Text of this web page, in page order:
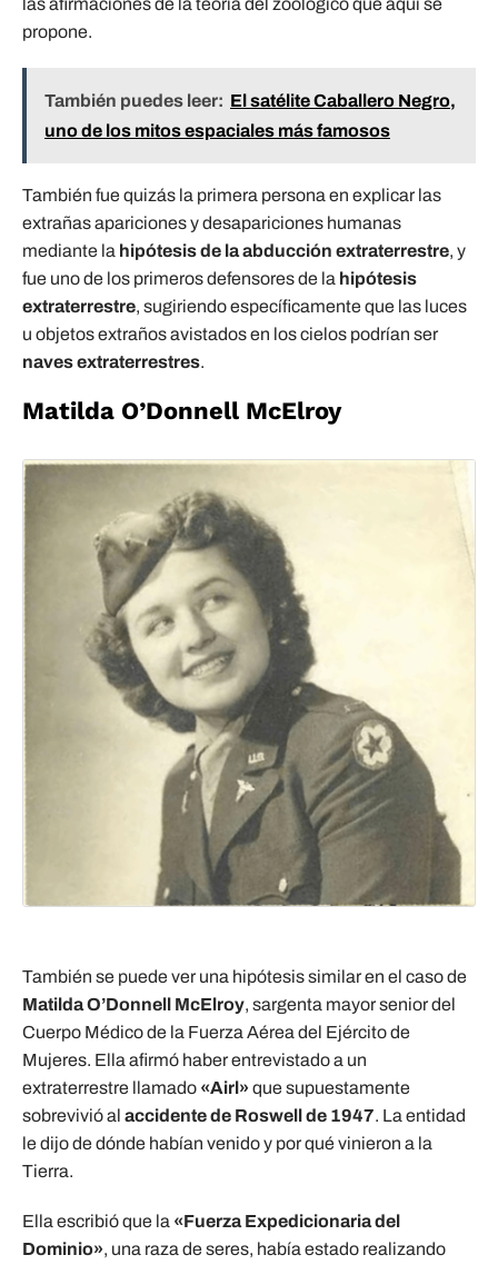
las afirmaciones de la teoría del zoológico que aquí se
propone.
También puedes leer: El satélite Caballero Negro,
uno de los mitos espaciales más famosos
También fue quizás la primera persona en explicar las
extrañas apariciones y desapariciones humanas
mediante la hipótesis de la abducción extraterrestre, y
fue uno de los primeros defensores de la hipótesis
extraterrestre, sugiriendo específicamente que las luces
u objetos extraños avistados en los cielos podrían ser
naves extraterrestres.
Matilda O’Donnell McElroy
También se puede ver una hipótesis similar en el caso de
Matilda O’Donnell McElroy, sargenta mayor senior del
Cuerpo Médico de la Fuerza Aérea del Ejército de
Mujeres. Ella afirmó haber entrevistado a un
extraterrestre llamado «Airl» que supuestamente
sobrevivió al accidente de Roswell de 1947. La entidad
le dijo de dónde habían venido y por qué vinieron a la
Tierra.
Ella escribió que la «Fuerza Expedicionaria del
Dominio», una raza de seres, había estado realizando